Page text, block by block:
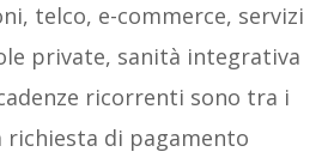
telco, e-commerce, servizi
private, sanità integrativa
ricorrenti sono tra i
richiesta di pagamento